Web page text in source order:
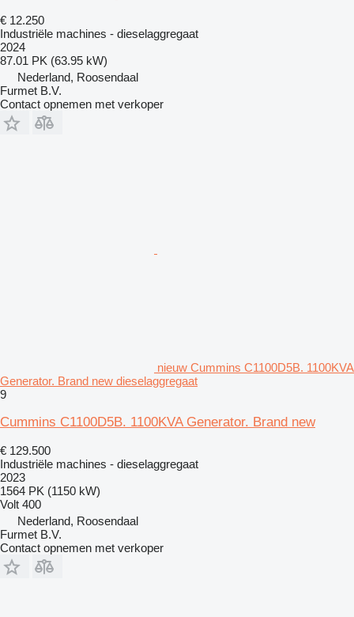
€ 12.250
Industriële machines - dieselaggregaat
2024
87.01 PK (63.95 kW)
Nederland, Roosendaal
Furmet B.V.
Contact opnemen met verkoper
nieuw Cummins C1100D5B. 1100KVA
Generator. Brand new dieselaggregaat
9
Cummins C1100D5B. 1100KVA Generator. Brand new
€ 129.500
Industriële machines - dieselaggregaat
2023
1564 PK (1150 kW)
Volt 400
Nederland, Roosendaal
Furmet B.V.
Contact opnemen met verkoper